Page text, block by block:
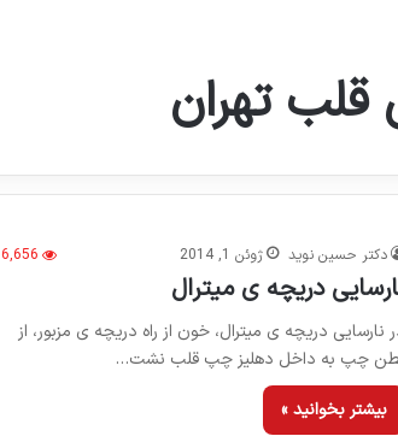
تهران
دکتر حسین نوید ژوئن 1, 2014 6,656
دریچه ی میترال
نارسایی دریچه ی میترال، خون از راه دریچه ی مزبور، از
چپ به داخل دهلیز چپ قلب نشت…
بیشتر بخوانید »